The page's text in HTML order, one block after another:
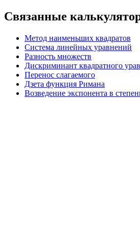
Связанные
Метод наименьших квадратов
Система линейных уравнений
Разность множеств
Дискриминант квадратного
Перенос слагаемого
Дзета функция Римана
Возведение экспонента в